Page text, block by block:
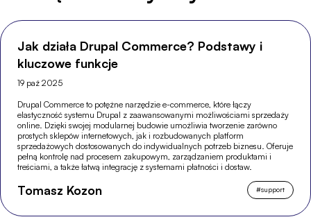
Jak działa Drupal Commerce? Podstawy i
kluczowe funkcje
19 paź 2025
Drupal Commerce to potężne narzędzie e-commerce, które łączy
elastyczność systemu Drupal z zaawansowanymi możliwościami sprzedaży
online. Dzięki swojej modularnej budowie umożliwia tworzenie zarówno
prostych sklepów internetowych, jak i rozbudowanych platform
sprzedażowych dostosowanych do indywidualnych potrzeb biznesu. Oferuje
pełną kontrolę nad procesem zakupowym, zarządzaniem produktami i
treściami, a także łatwą integrację z systemami płatności i dostaw.
Tomasz Kozon #support